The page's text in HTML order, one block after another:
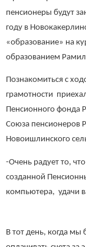
пенсионеры будут
году в
«образование» на
образованием
Познакомиться с
грамотности
Пенсионного фонда
Союза пенсионеров
Новоишлинского
-Очень радует то,
созданной
компьютера, удачи
В тот день, когда